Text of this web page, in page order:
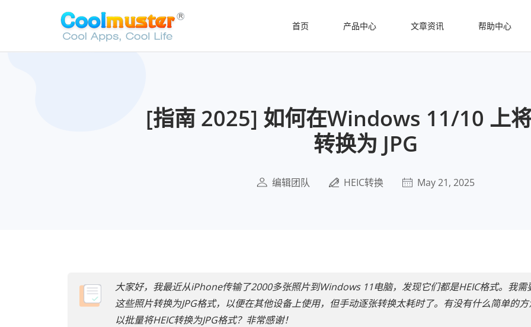
首页 产品中心 文章资讯 帮助中心
[指南 2025] 如何在Windows 11/10 上
转换为 JPG
编辑团队 HEIC转换 May 21, 2025
大家好，我最近从iPhone传输了2000多张照片到Windows 11电脑，发现它们都是HEIC格式。我需
这些照片转换为JPG格式，以便在其他设备上使用，但手动逐张转换太耗时了。有没有什么简单的
以批量将HEIC转换为JPG格式？非常感谢！